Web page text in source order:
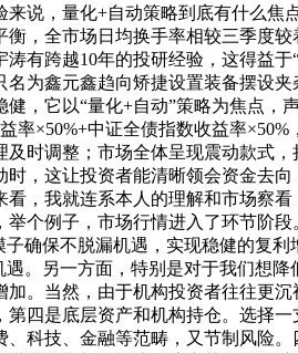
说，量化+自动策略到底有什么
，全市场日均换手率相较三季度
有跨越10年的投研经验，这得益
为鑫元鑫趋向矫捷设置装备摆设
，它以“量化+自动”策略为焦点
率×50%+中证全债指数收益率
时调整；市场全体呈现震动款式
，这让投资者能清晰领会资金去
，我就连系本人的理解和市场察
个例子，市场行情进入了环节阶
确保不脱漏机遇，实现稳健的复
。另一方面，特别是对于我们想
。当然，由于机构投资者往往更
四是底层资产和机构持仓。选择
科技、金融等范畴，又节制风险